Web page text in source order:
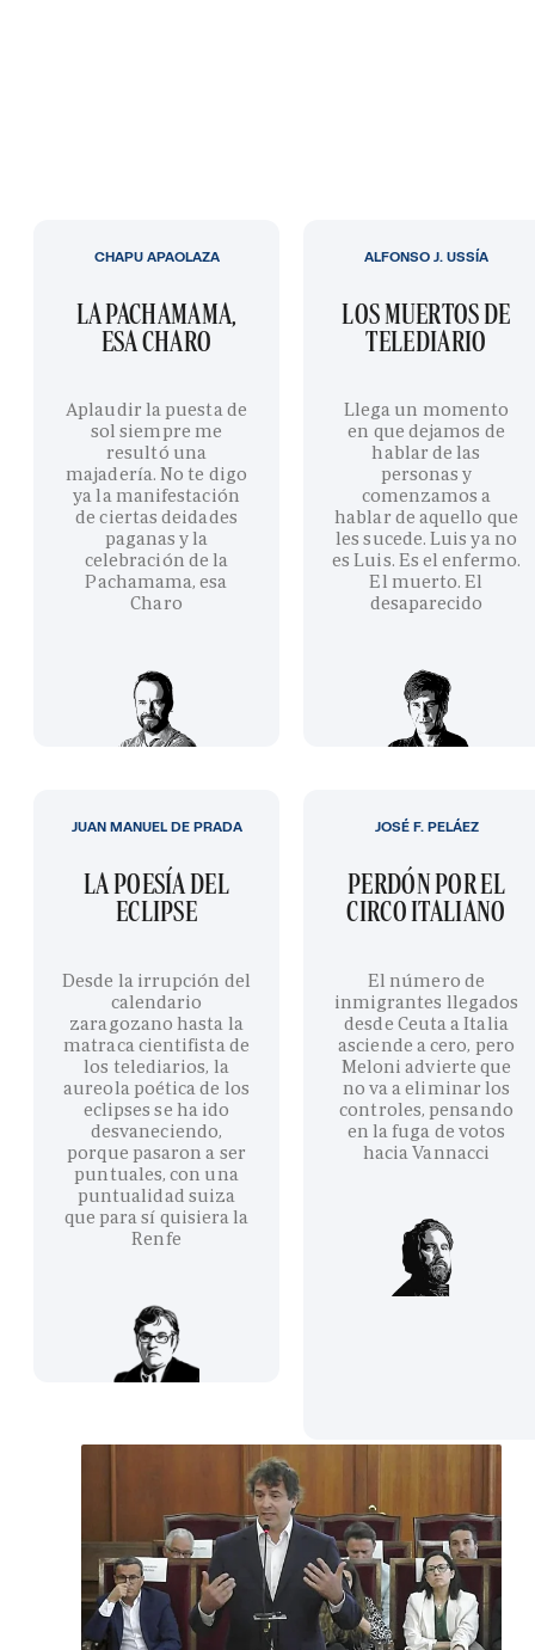
LA PACHAMAMA,
ESA CHARO
Aplaudir la puesta de
sol siempre me
resultó una
majadería. No te digo
ya la manifestación
de ciertas deidades
paganas y la
celebración de la
Pachamama, esa
Charo
CHAPU APAOLAZA
LOS MUERTOS DE
TELEDIARIO
Llega un momento
en que dejamos de
hablar de las
personas y
comenzamos a
hablar de aquello que
les sucede. Luis ya no
es Luis. Es el enfermo.
El muerto. El
desaparecido
ALFONSO J. USSÍA
LA POESÍA DEL
ECLIPSE
Desde la irrupción del
calendario
zaragozano hasta la
matraca cientifista de
los telediarios, la
aureola poética de los
eclipses se ha ido
desvaneciendo,
porque pasaron a ser
puntuales, con una
puntualidad suiza
que para sí quisiera la
Renfe
JUAN MANUEL DE PRADA
PERDÓN POR EL
CIRCO ITALIANO
El número de
inmigrantes llegados
desde Ceuta a Italia
asciende a cero, pero
Meloni advierte que
no va a eliminar los
controles, pensando
en la fuga de votos
hacia Vannacci
JOSÉ F. PELÁEZ